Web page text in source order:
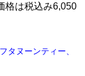
格は税込み6,050
タヌーンティー、